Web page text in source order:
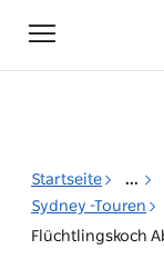
Toggle
navigation
Startseite ...
Sydney -Touren